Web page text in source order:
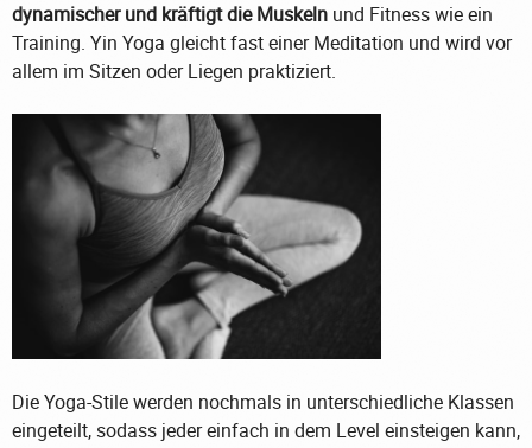
dynamischer und kräftigt die Muskeln und Fitness wie ein
Training. Yin Yoga gleicht fast einer Meditation und wird vor
allem im Sitzen oder Liegen praktiziert.
Die Yoga-Stile werden nochmals in unterschiedliche Klassen
eingeteilt, sodass jeder einfach in dem Level einsteigen kann,